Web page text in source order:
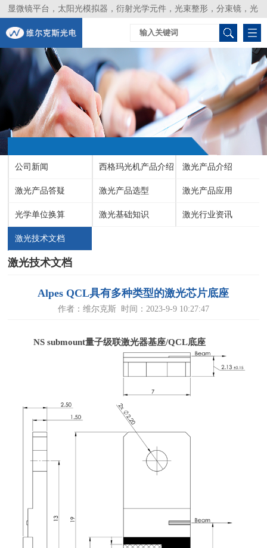
显微镜平台，太阳光模拟器，衍射光学元件，光束整形，分束镜，光
谱仪，生物激光器，光束分析仪，Layertec
公司新闻 西格玛光机产品介绍 激光产品介绍
激光产品答疑 激光产品选型 激光产品应用
光学单位换算 激光基础知识 激光行业资讯
激光技术文档
激光技术文档
Alpes QCL具有多种类型的激光芯片底座
作者：维尔克斯 时间：2023-9-9 10:27:47
NS submount量子级联激光器基座/QCL底座